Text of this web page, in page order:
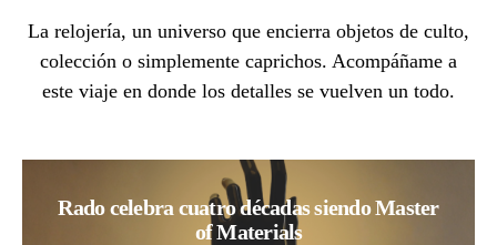
La relojería, un universo que encierra objetos de culto,
colección o simplemente caprichos. Acompáñame a
este viaje en donde los detalles se vuelven un todo.
Rado celebra cuatro décadas siendo Master
of Materials